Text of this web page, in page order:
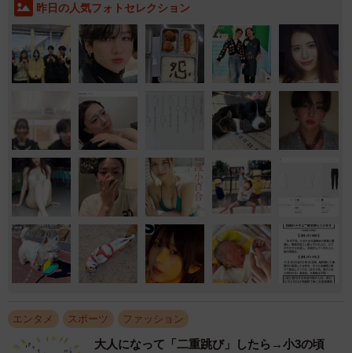
昨日の人気フォトセレクション
エンタメ スポーツ ファッション
大人になって「二重跳び」したら→小3の頃